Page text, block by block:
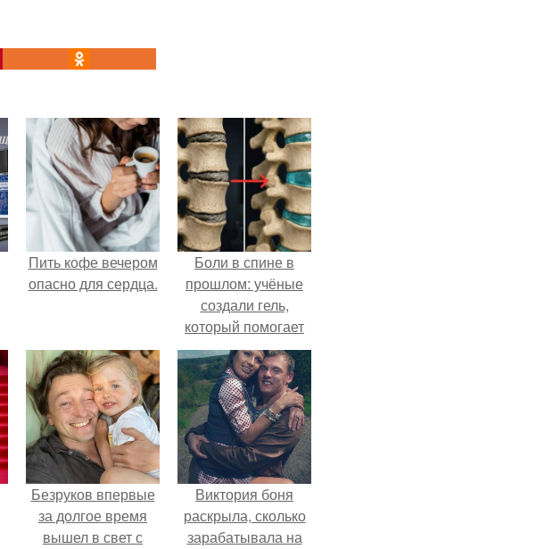
Пить кофе вечером
опасно для сердца.
Боли в спине в
прошлом: учёные
создали гель,
который помогает
восстанавливать
межпозвоночные
диски.
Безруков впервые
за долгое время
вышел в свет с
Виктория боня
раскрыла, сколько
зарабатывала на